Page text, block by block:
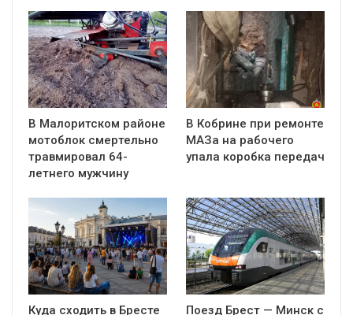
В Малоритском районе
мотоблок смертельно
травмировал 64-
летнего мужчину
В Кобрине при ремонте
МАЗа на рабочего
упала коробка передач
Куда сходить в Бресте
Поезд Брест — Минск с